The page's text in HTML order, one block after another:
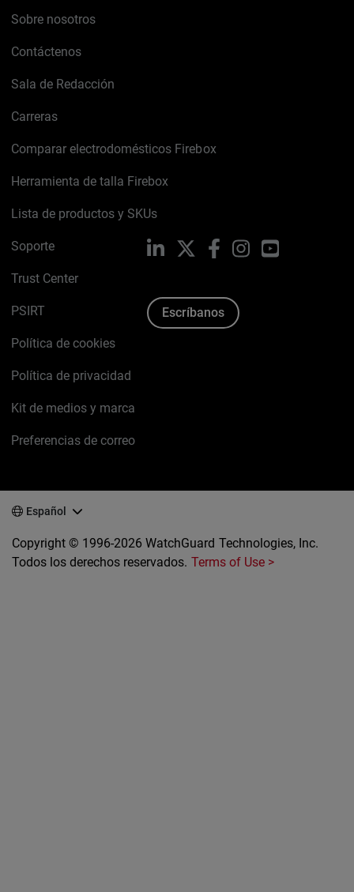
Sobre nosotros
Contáctenos
Sala de Redacción
Carreras
Comparar electrodomésticos Firebox
Herramienta de talla Firebox
Lista de productos y SKUs
Soporte
Trust Center
PSIRT
Política de cookies
Política de privacidad
Kit de medios y marca
Preferencias de correo
LinkedIn FacebookInstagramYouTube
Escríbanos
Español
Copyright © 1996-2026 WatchGuard Technologies, Inc.
Todos los derechos reservados. Terms of Use >